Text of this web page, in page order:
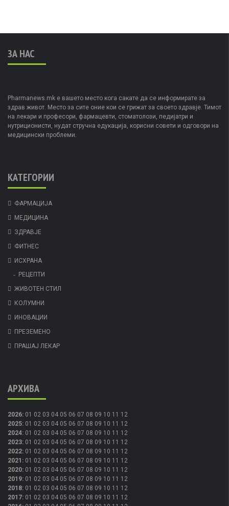
ЗА НАС
Pharmanews.mk е вашето место кога сакате да се информирате за
здрав живот. Место за сите оние кои се грижат за своето здравје. Тимот
на лекари и професори, фармацевти, стоматолози, педијатри и
нутриционисти, нудат стручна едукација, корисни совети и одговори на
медицински проблеми.
КАТЕГОРИИ
ФАРМАЦИЈА
МЕДИЦИНА
ЗДРАВЈЕ
ФИТНЕС
ИСХРАНА
РЕЦЕПТИ
ЖИВОТЕН СТИЛ
КОЛУМНИ
ИНОВАЦИИ
ПРЕЗЕМЕНО
ПРАШАЈ ЛЕКАР
АРХИВА
2026: 01 02 03 04 05 06 07 08 09 10 11 12
2025: 01 02 03 04 05 06 07 08 09 10 11 12
2024: 01 02 03 04 05 06 07 08 09 10 11 12
2023: 01 02 03 04 05 06 07 08 09 10 11 12
2022: 01 02 03 04 05 06 07 08 09 10 11 12
2021 : 01 02 03 04 05 06 07 08 09 10 11 12
2020: 01 02 03 04 05 06 07 08 09 10 11 12
2019: 01 02 03 04 05 06 07 08 09 10 11 12
2018: 01 02 03 04 05 06 07 08 09 10 11 12
2017: 01 02 03 04 05 06 07 08 09 10 11 12